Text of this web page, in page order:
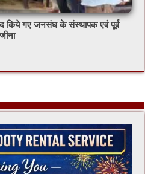
किये गए जनसंघ के संस्थापक एवं पूर्व